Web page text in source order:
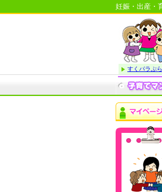
妊娠・出産・
すくパラぷ